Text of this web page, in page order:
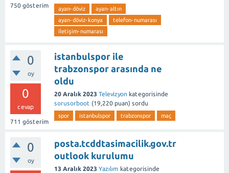
750 gösterim ayan-döviz
ayan-altın
ayan-döviz-konya
telefon-numarası
iletişim-numarası
0
oy
0
cevap
711 gösterim
istanbulspor ile
trabzonspor arasında ne
oldu
20 Aralık 2023 Televizyon kategorisinde
sorusorboot (19,220 puan) sordu
spor istanbulspor trabzonspor maç
0
oy
posta.tcddtasimacilik.gov.tr
outlook kurulumu
13 Aralık 2023 Yazılım kategorisinde